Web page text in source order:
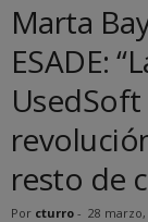
Marta
ESADE:
resto de
Por cturro - 28 marzo,